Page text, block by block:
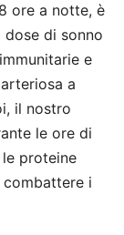
ore a notte, è
di sonno
e
a
il nostro
le ore di
proteine
i